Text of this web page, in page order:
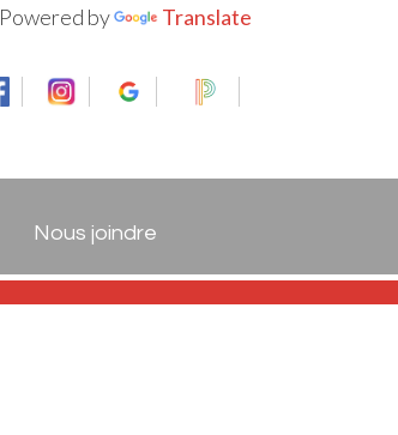
Powered by Translate
Nous joindre